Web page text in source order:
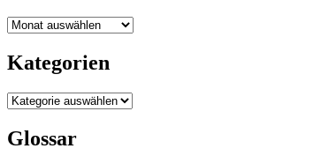
Blogarchiv
Kategorien
Kategorien
Glossar